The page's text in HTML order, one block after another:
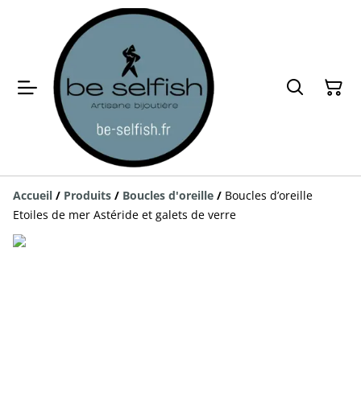
Accueil / Produits / Boucles d'oreille / Boucles d’oreille
Etoiles de mer Astéride et galets de verre